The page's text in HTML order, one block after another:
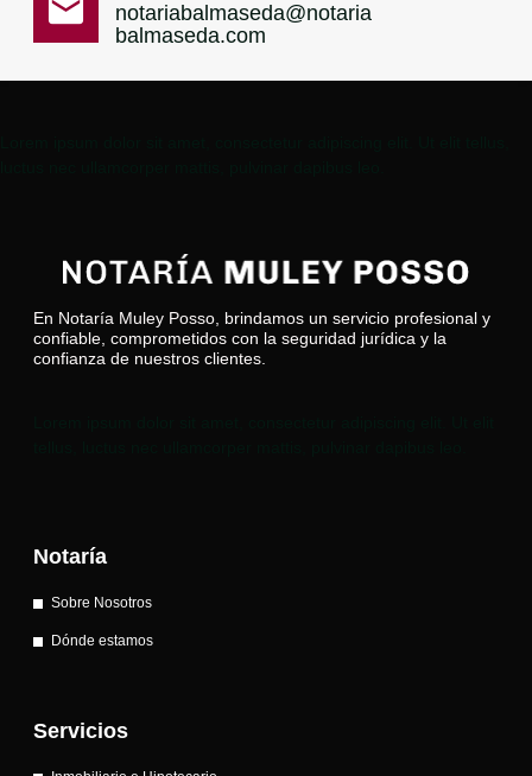
notariabalmaseda@notaria
balmaseda.com
En Notaría Muley Posso, brindamos un servicio profesional y
confiable, comprometidos con la seguridad jurídica y la
confianza de nuestros clientes.
Notaría
Sobre Nosotros
Dónde estamos
Servicios